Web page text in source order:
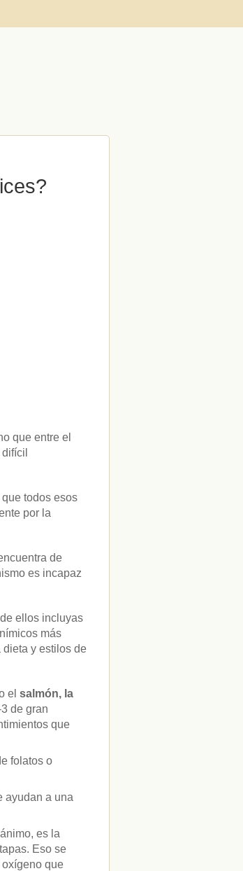
que entre el
todos esos
por la
de
es incapaz
ellos incluyas
más
y estilos de
el salmón, la
de gran
que
folatos o
ayudan a una
es la
Eso se
que